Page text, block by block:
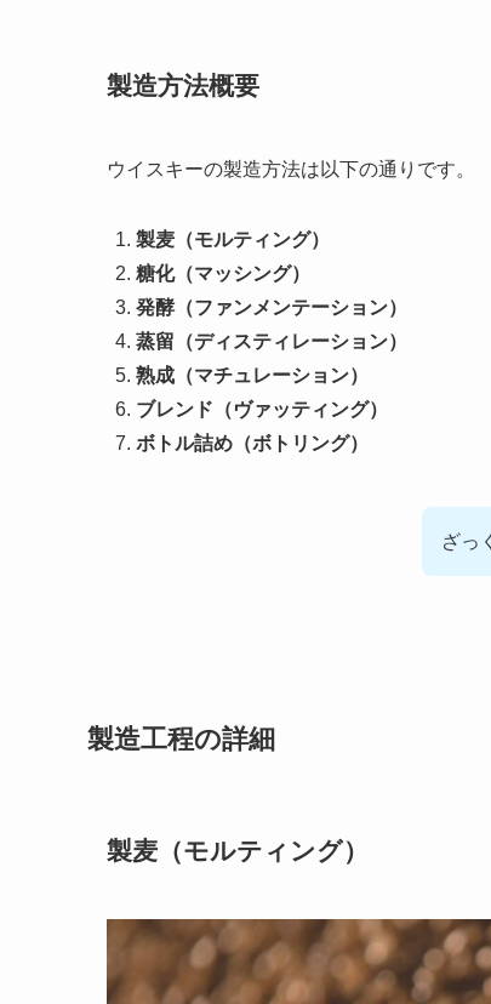
製造方法概要
ウイスキーの製造方法は以下の通りです。
製麦（モルティング）
糖化（マッシング）
発酵（ファンメンテーション）
蒸留（ディスティレーション）
熟成（マチュレーション）
ブレンド（ヴァッティング）
ボトル詰め（ボトリング）
ざっ
製造工程の詳細
製麦（モルティング）